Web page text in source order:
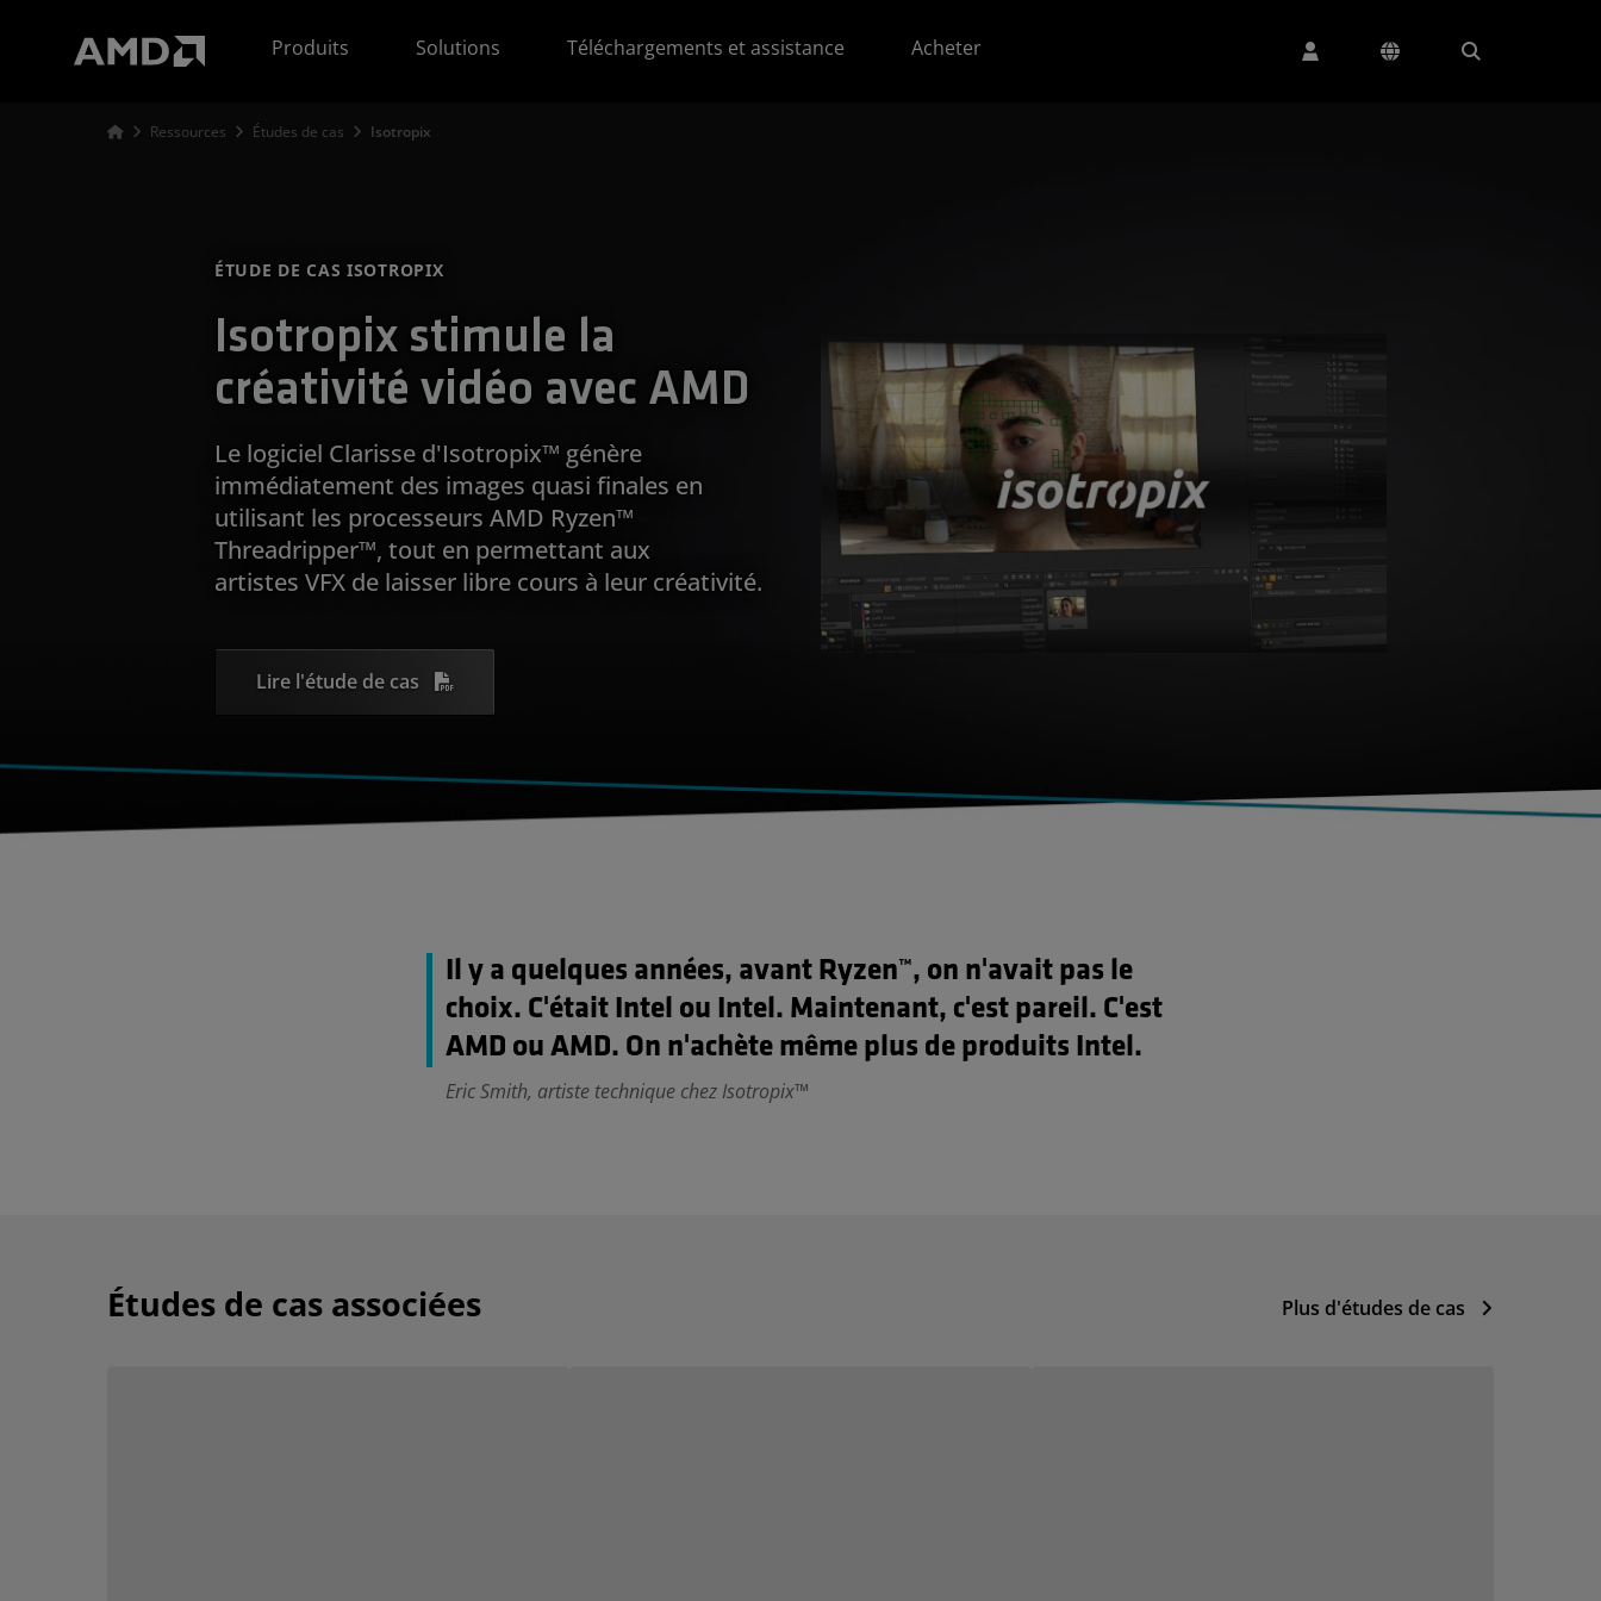
Produits
Solutions Téléchargements et assistance Acheter
Ressources Études de cas Isotropix
ÉTUDE DE CAS ISOTROPIX
Isotropix stimule la
créativité vidéo avec AMD
Le logiciel Clarisse d'Isotropix™ génère
immédiatement des images quasi finales en
utilisant les processeurs AMD Ryzen™
Threadripper™, tout en permettant aux
artistes VFX de laisser libre cours à leur créativité.
Lire l'étude de cas
Il y a quelques années, avant Ryzen™, on n'avait pas le
choix. C'était Intel ou Intel. Maintenant, c'est pareil. C'est
AMD ou AMD. On n'achète même plus de produits Intel.
Eric Smith, artiste technique chez Isotropix™
Études de cas associées Plus d'études de cas